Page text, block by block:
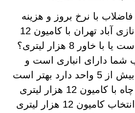
با نرخ بروز و هزینه
ارزان قیمت در نازی آباد تهران با کامیون 12
خاور 8 هزار لیتری؟
شما دارای انباری است و
استفاده کنندگانی بیش از 5 واحد دارد بهتر است
از خدمات تخلیه چاه با کامیون 12 هزار لیتری
انجام شود. دلیل انتخاب کامیون 12 هزار لیتری